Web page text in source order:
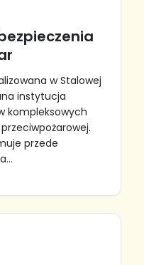
w Stalowej
instytucja
kompleksowych
przede